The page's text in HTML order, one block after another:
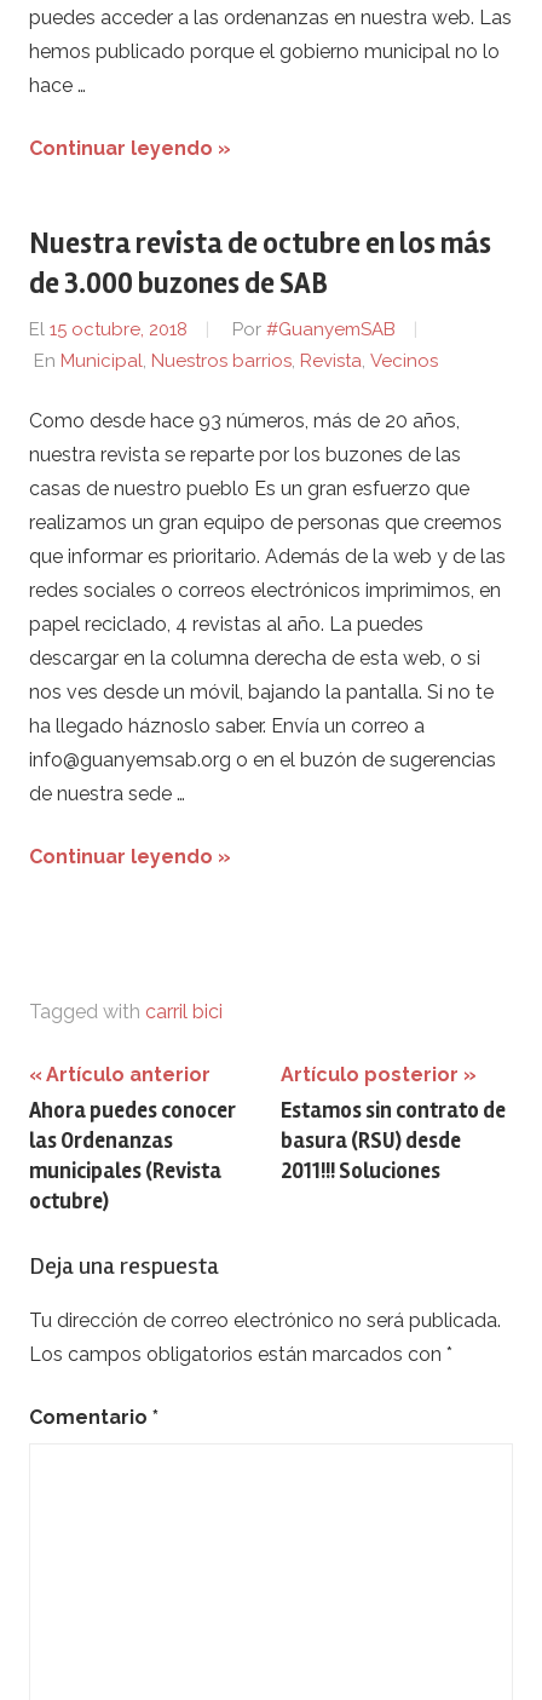
puedes acceder a las ordenanzas en nuestra web. Las
hemos publicado porque el gobierno municipal no lo
hace …
Continuar leyendo »
Nuestra revista de octubre en los más
de 3.000 buzones de SAB
El 15 octubre, 2018 Por #GuanyemSAB
En Municipal Nuestros barrios Revista Vecinos
Como desde hace 93 números, más de 20 años,
nuestra revista se reparte por los buzones de las
casas de nuestro pueblo Es un gran esfuerzo que
realizamos un gran equipo de personas que creemos
que informar es prioritario. Además de la web y de las
redes sociales o correos electrónicos imprimimos, en
papel reciclado, 4 revistas al año. La puedes
descargar en la columna derecha de esta web, o si
nos ves desde un móvil, bajando la pantalla. Si no te
ha llegado háznoslo saber. Envía un correo a
info@guanyemsab.org o en el buzón de sugerencias
de nuestra sede …
Continuar leyendo »
Tagged with carril bici
Navegación
de
entradas
Artículo anterior
Ahora puedes conocer
las Ordenanzas
municipales (Revista
octubre)
Artículo posterior
Estamos sin contrato de
basura (RSU) desde
2011!!! Soluciones
Deja una respuesta
Tu dirección de correo electrónico no será publicada.
Los campos obligatorios están marcados con *
Comentario *